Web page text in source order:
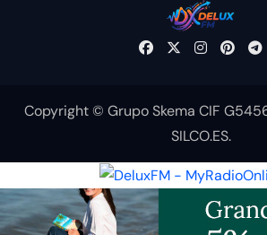
Copyright © Grupo Skema CIF
SILCO.ES.